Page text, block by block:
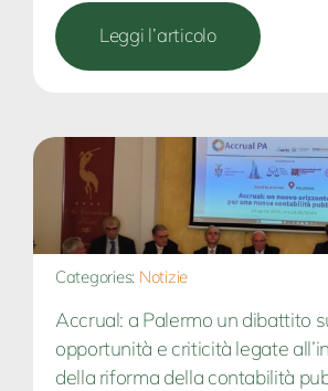
Leggi l’articolo
Categories: Notizie
Accrual: a Palermo un dibattito
opportunità e criticità legate
della riforma della contabilità